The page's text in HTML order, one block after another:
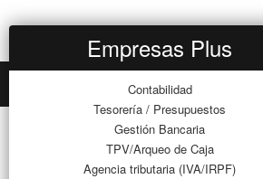
Empresas Plus
Contabilidad
Tesorería / Presupuestos
Gestión Bancaria
TPV/Arqueo de Caja
Agencia tributaria (IVA/IRPF)